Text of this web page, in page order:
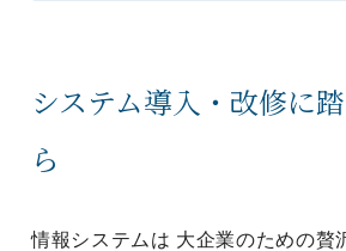
システム導入・改修に
ら
情報システムは 大企業のための贅